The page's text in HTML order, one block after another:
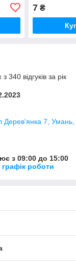
7₴
340 відгуків за рік
Дерев'янка 7, Умань,
з 09:00 до 15:00
роботи